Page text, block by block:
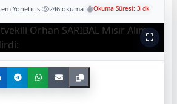
Yöneticisi 246 okuma Okuma Süresi: 3 dk